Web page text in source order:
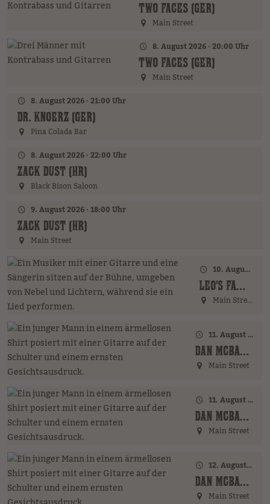
TWO FACES (GER)
Main Street
8. August 2026 · 20:00 Uhr
TWO FACES (GER)
Main Street
8. August 2026 · 21:00 Uhr
DR. KNOERZ (GER)
Pina Colada Bar
8. August 2026 · 22:00 Uhr
ZACK DUST (HR)
Black Bison Saloon
9. August 2026 · 18:00 Uhr
ZACK DUST (HR)
Main Street
10. August 2026 · 18:00 Uhr
LEO'S FAMILY (GER)
Main Street
11. August 2026 · 17:00 Uhr – 18:00 Uhr
DAN MCBAKER (GER)
Main Street
11. August 2026 · 20:00 Uhr
DAN MCBAKER (GER)
Main Street
12. August 2026 · 17:00 Uhr – 18:00 Uhr
DAN MCBAKER (GER)
Main Street